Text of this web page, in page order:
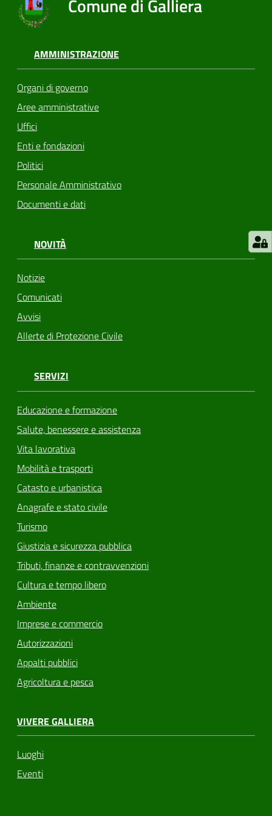
Comune di Galliera
AMMINISTRAZIONE
Organi di governo
Aree amministrative
Uffici
Enti e fondazioni
Politici
Personale Amministrativo
Documenti e dati
NOVITÀ
Notizie
Comunicati
Avvisi
Allerte di Protezione Civile
SERVIZI
Educazione e formazione
Salute, benessere e assistenza
Vita lavorativa
Mobilità e trasporti
Catasto e urbanistica
Anagrafe e stato civile
Turismo
Giustizia e sicurezza pubblica
Tributi, finanze e contravvenzioni
Cultura e tempo libero
Ambiente
Imprese e commercio
Autorizzazioni
Appalti pubblici
Agricoltura e pesca
VIVERE GALLIERA
Luoghi
Eventi